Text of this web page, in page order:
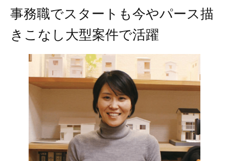
事務職でスタートも今やパース描
きこなし大型案件で活躍